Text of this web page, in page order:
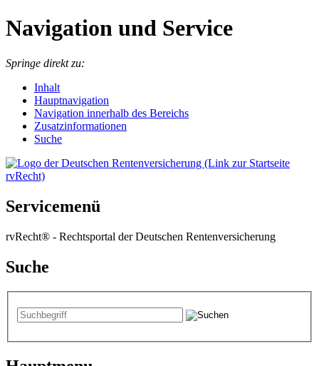
Navigation und Service
Springe direkt zu:
Inhalt
Hauptnavigation
Navigation innerhalb des Bereichs
Zusatzinformationen
Suche
Servicemenü
rvRecht® - Rechtsportal der Deutschen Rentenversicherung
Suche